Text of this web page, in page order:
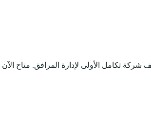
شركة تكامل الأولى لإدارة المرافق. متاح الآن